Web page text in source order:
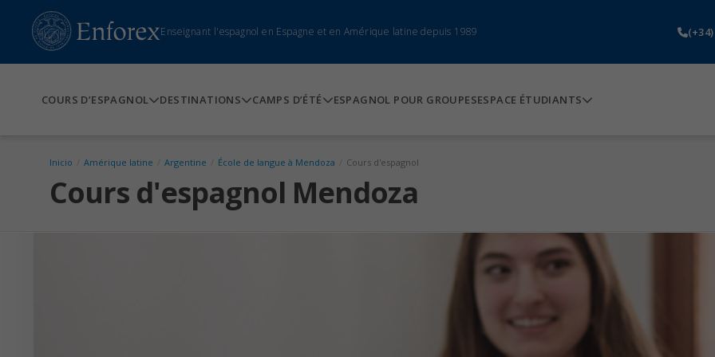
Enseignant l'espagnol en Espagne et en Amérique latine depuis 1989
COURS D’ESPAGNOL DESTINATIONS CAMPS D’ÉTÉ ESPAGNOL POUR GROUPESESPACE ÉTUDIANTS
Inicio Amérique latine Argentine École de langue à Mendoza Cours d'espagnol
Cours d'espagnol Mendoza